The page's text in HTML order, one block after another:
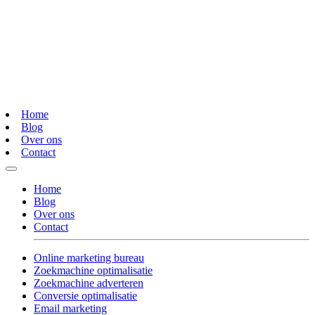
Home
Blog
Over ons
Contact
Home
Blog
Over ons
Contact
Online marketing bureau
Zoekmachine optimalisatie
Zoekmachine adverteren
Conversie optimalisatie
Email marketing